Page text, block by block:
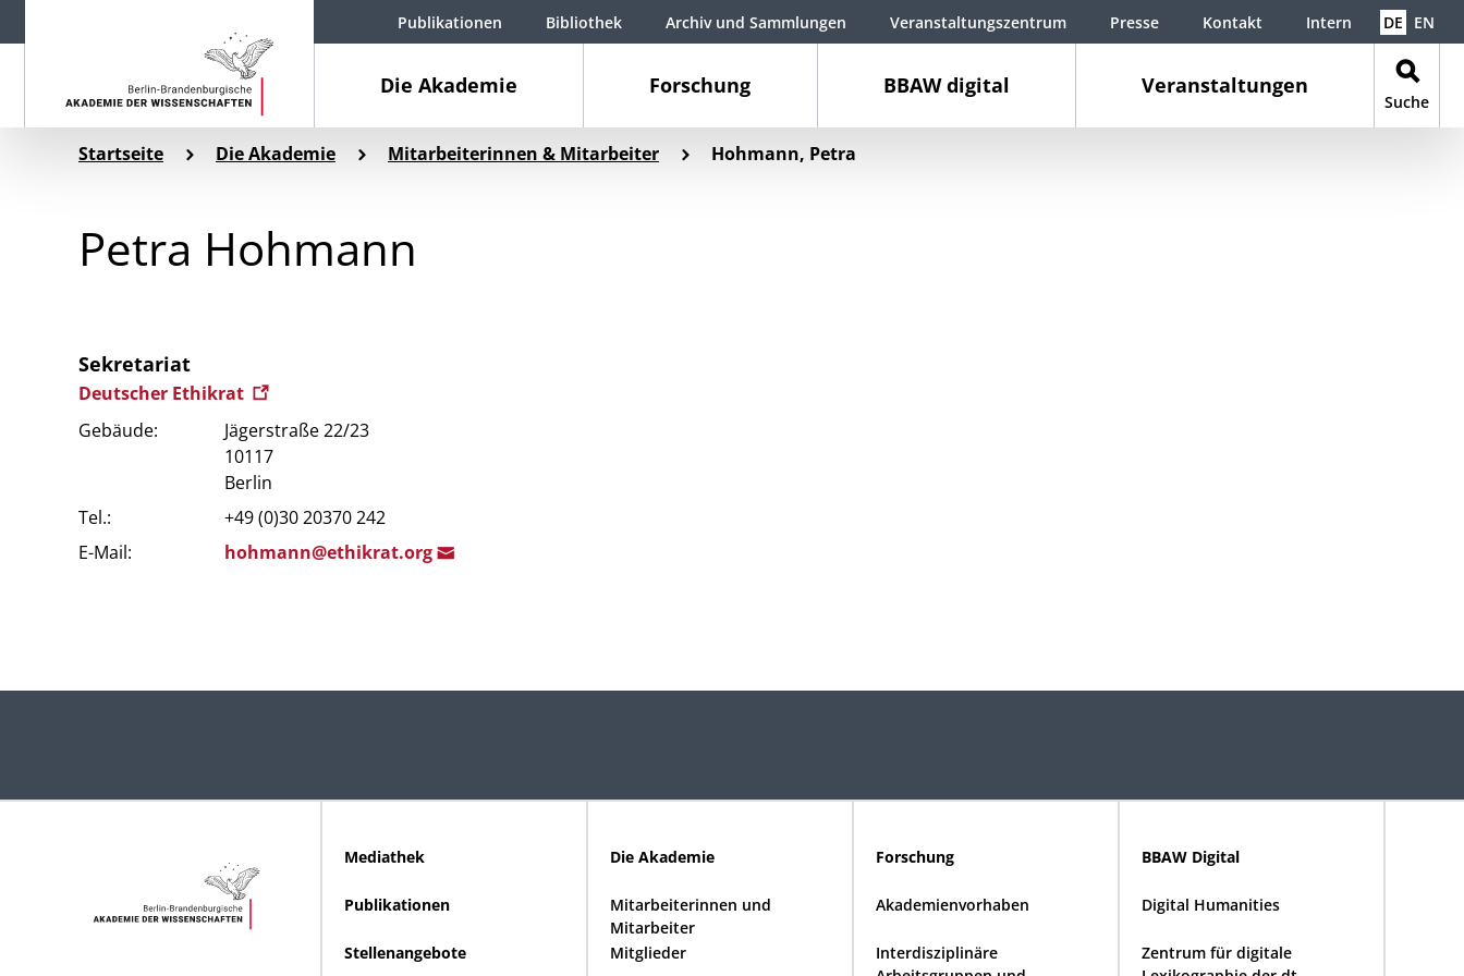
Die Akademie Forschung BBAW digital Veranstaltungen
Suche
Publikationen Bibliothek Archiv und Sammlungen Veranstaltungszentrum Presse Kontakt Intern DE EN
Startseite Die Akademie Mitarbeiterinnen & Mitarbeiter Hohmann, Petra
Petra Hohmann
Sekretariat
Deutscher Ethikrat
Gebäude:
Jägerstraße 22/23
10117
Berlin
Tel.:
+49 (0)30 20370 242
E-Mail:
hohmann@ethikrat.org
Mediathek
Publikationen
Stellenangebote
Die Akademie
Mitarbeiterinnen und
Mitarbeiter
Mitglieder
Forschung
Akademienvorhaben
Interdisziplinäre
BBAW Digital
Digital Humanities
Zentrum für digitale